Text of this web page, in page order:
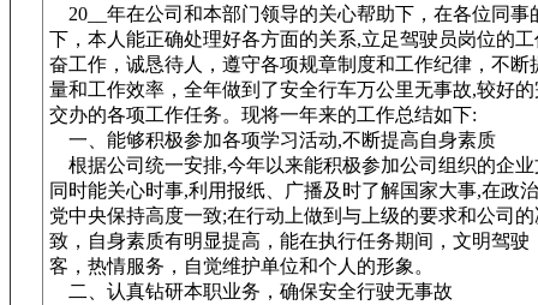
20__年在公司和本部门领导的关心帮助下，在各位同事
下，本人能正确处理好各方面的关系,立足驾驶员岗位的
奋工作，诚恳待人，遵守各项规章制度和工作纪律，不断
量和工作效率，全年做到了安全行车万公里无事故,较好
交办的各项工作任务。现将一年来的工作总结如下:
一、能够积极参加各项学习活动,不断提高自身素质
根据公司统一安排,今年以来能积极参加公司组织的企业
同时能关心时事,利用报纸、广播及时了解国家大事,在政
党中央保持高度一致;在行动上做到与上级的要求和公司
致，自身素质有明显提高，能在执行任务期间，文明驾驶
客，热情服务，自觉维护单位和个人的形象。
二、认真钻研本职业务，确保安全行驶无事故